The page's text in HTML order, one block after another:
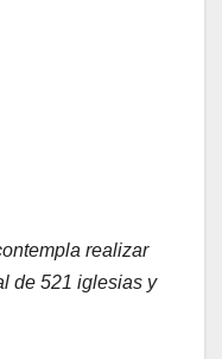
realizar
de 521 iglesias y